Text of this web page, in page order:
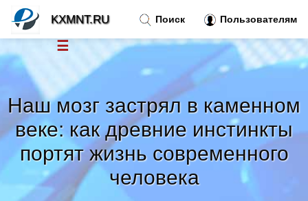
Наш мозг застрял в каменном
веке: как древние инстинкты
портят жизнь современного
человека
Поиск Пользователям
KXMNT.RU
☰
Тренды новостей»
Рубрики»
Правила »